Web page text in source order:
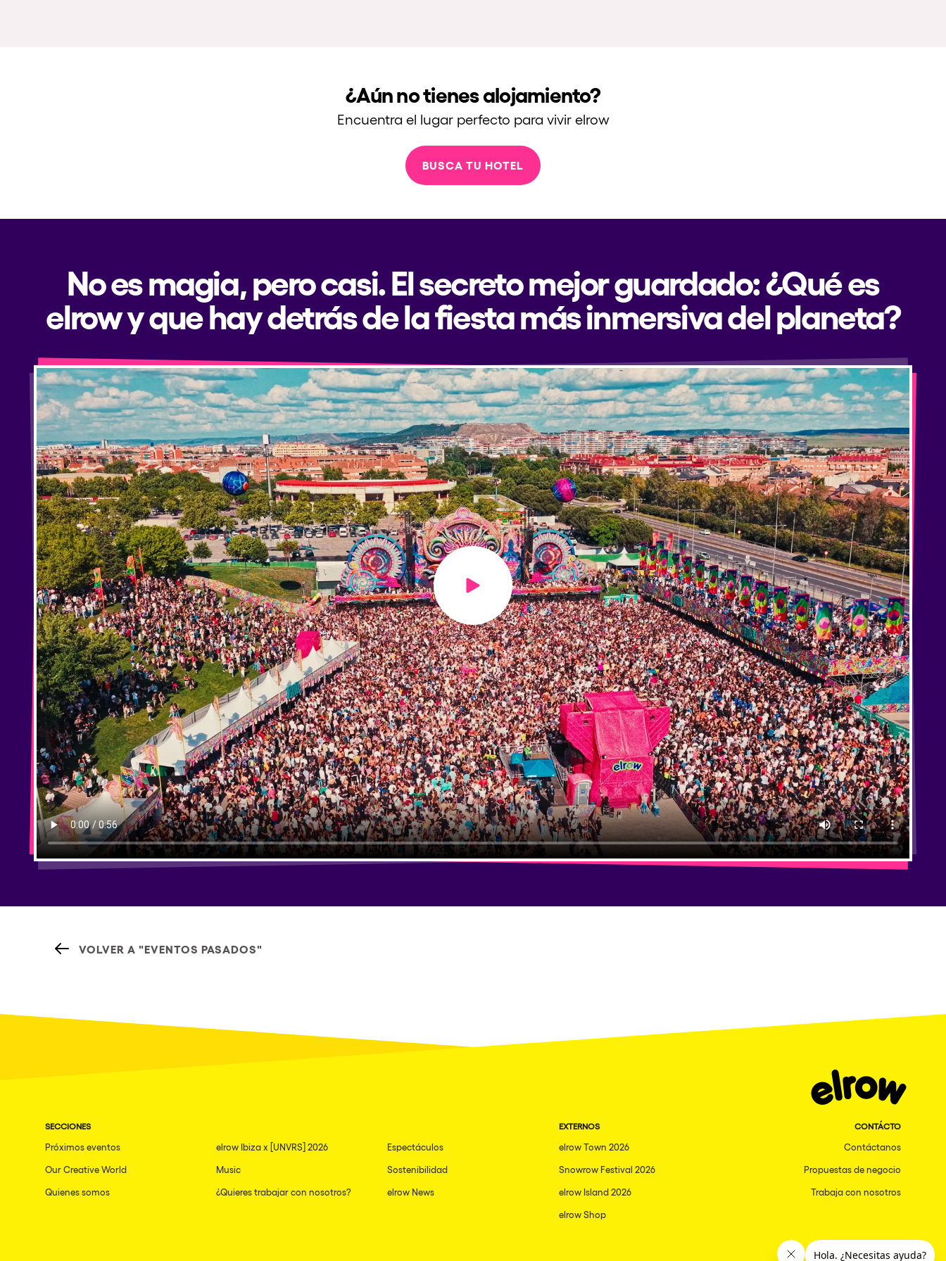
¿Aún no tienes alojamiento?
Encuentra el lugar perfecto para vivir elrow
BUSCA TU HOTEL
No es magia, pero casi. El secreto mejor guardado: ¿Qué es
elrow y que hay detrás de la fiesta más inmersiva del planeta?
Play video
VOLVER A "EVENTOS PASADOS"
SECCIONES
Próximos eventos elrow Ibiza x [UNVRS] 2026 Espectáculos
Our Creative World Music Sostenibilidad
Quienes somos ¿Quieres trabajar con nosotros? elrow News
EXTERNOS
elrow Town 2026
Snowrow Festival 2026
elrow Island 2026
elrow Shop
CONTÁCTO
Contáctanos
Propuestas de negocio
Trabaja con nosotros